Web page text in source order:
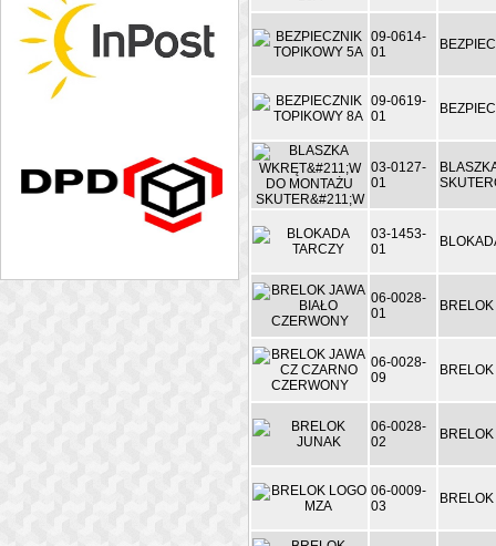
09-0614-
01
09-0619-
01
03-0127-
01
03-1453-
01
06-0028-
01
06-0028-
09
06-0028-
02
06-0009-
03